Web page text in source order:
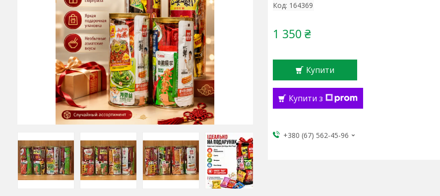
Код: 164369
1 350 ₴
Купити
Купити з
+380 (67) 562-45-96